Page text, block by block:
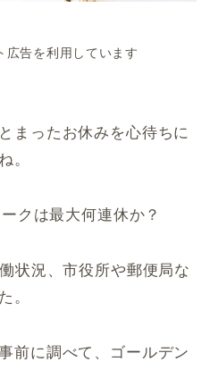
告を利用しています
まったお休みを心待ちに
。
クは最大何連休か？
状況、市役所や郵便局な
。
前に調べて、ゴールデン